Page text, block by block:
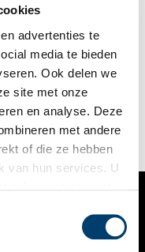
advertenties te
media te bieden
Ook delen we
site met onze
en analyse. Deze
met andere
of die ze hebben
van hun services. U
van de Verpleging.
aan verpleegkundigen
Dat het om een
de coronacrisis.
daarop een rood
Maar hoe is dit